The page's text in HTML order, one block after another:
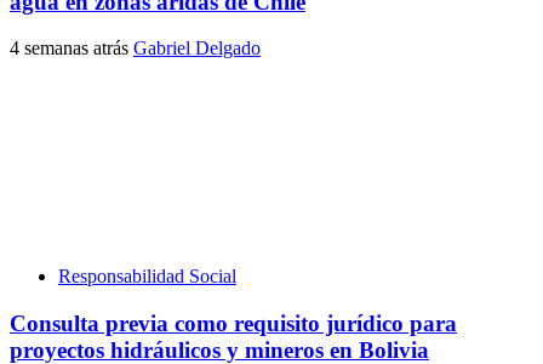
4 semanas atrás Gabriel Delgado
Responsabilidad Social
Consulta previa como requisito jurídico para
proyectos hidráulicos y mineros en Bolivia